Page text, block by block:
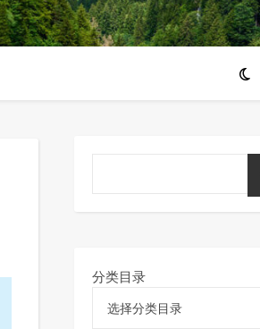
分类目录